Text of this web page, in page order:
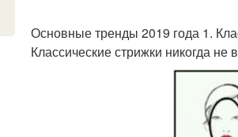
Основные тренды 2019 года 1.
Классические стрижки никогда